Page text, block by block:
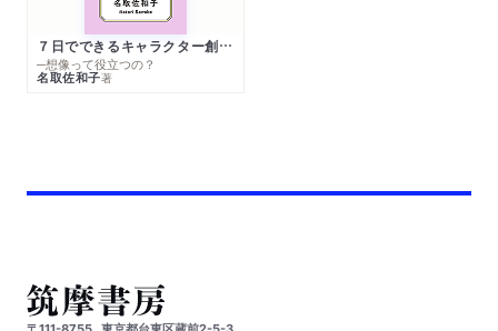
７日でできるキャラクター創作入門
─想像って役立つの？
名取佐和子著